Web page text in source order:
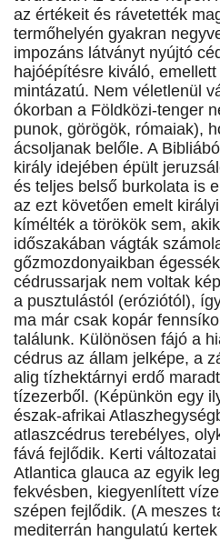
az értékeit és rávetették
termőhelyén gyakran
impozáns látványt nyújtó
hajóépítésre kiváló,
mintázatú. Nem véletlenül
ókorban a Földközi-tenger
punok, görögök, rómaiak),
ácsoljanak belőle. A
király idejében épült
és teljes belső burkolata is
az ezt követően emelt
kímélték a törökök sem,
időszakában vágták
gőzmozdonyaikban
cédrussarjak nem voltak
a pusztulástól (eróziótól),
ma már csak kopár
találunk. Különösen fájó a
cédrus az állam jelképe, a
alig tízhektárnyi erdő
tízezerből. (Képünkön egy
észak-afrikai
atlaszcédrus terebélyes,
fává fejlődik. Kerti
Atlantica glauca az egyik
fekvésben, kiegyenlített
szépen fejlődik. (A meszes
mediterrán hangulatú